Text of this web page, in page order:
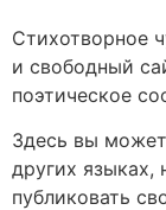
Стихотворное
и свободный
поэтическое
Здесь вы
других языках,
публиковать